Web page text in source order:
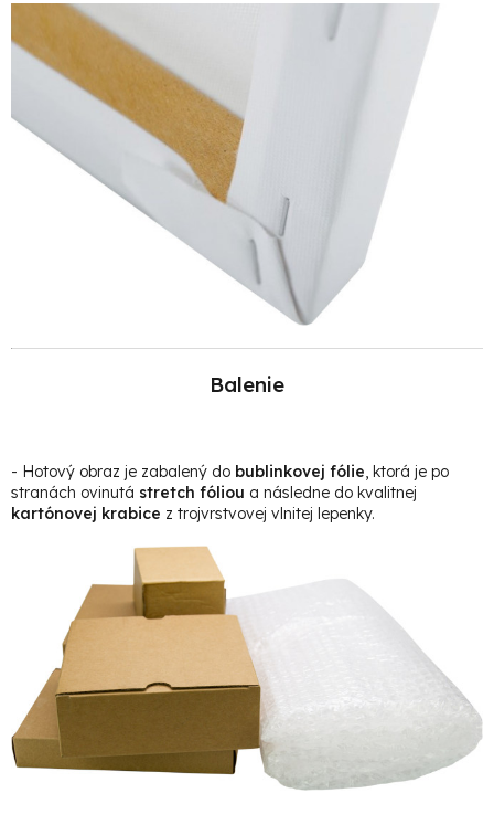
Balenie
- Hotový obraz je zabalený do bublinkovej fólie , ktorá je po
stranách ovinutá stretch fóliou a následne do kvalitnej
kartónovej krabice z trojvrstvovej vlnitej lepenky.